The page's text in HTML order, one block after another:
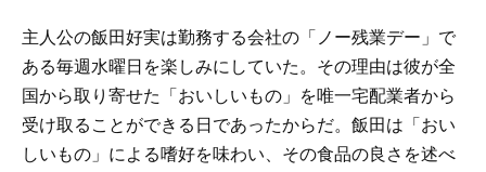
主人公の飯田好実は勤務する会社の「ノー残業デー」で
ある毎週水曜日を楽しみにしていた。その理由は彼が全
国から取り寄せた「おいしいもの」を唯一宅配業者から
受け取ることができる日であったからだ。飯田は「おい
しいもの」による嗜好を味わい、その食品の良さを述べ